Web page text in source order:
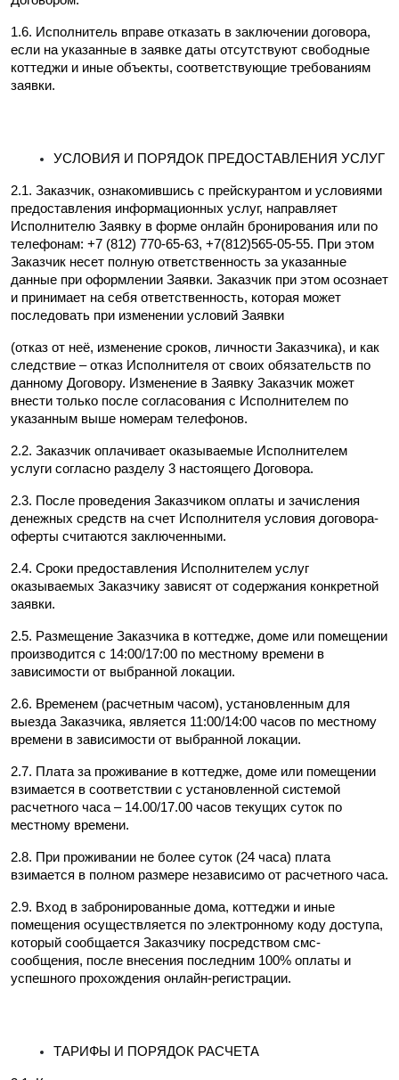
1.6. Исполнитель вправе отказать в заключении договора,
если на указанные в заявке даты отсутствуют свободные
коттеджи и иные объекты, соответствующие требованиям
заявки.
УСЛОВИЯ И ПОРЯДОК ПРЕДОСТАВЛЕНИЯ УСЛУГ
2.1. Заказчик, ознакомившись с прейскурантом и условиями
предоставления информационных услуг, направляет
Исполнителю Заявку в форме онлайн бронирования или по
телефонам: +7 (812) 770-65-63, +7(812)565-05-55. При этом
Заказчик несет полную ответственность за указанные
данные при оформлении Заявки. Заказчик при этом осознает
и принимает на себя ответственность, которая может
последовать при изменении условий Заявки
(отказ от неё, изменение сроков, личности Заказчика), и как
следствие – отказ Исполнителя от своих обязательств по
данному Договору. Изменение в Заявку Заказчик может
внести только после согласования с Исполнителем по
указанным выше номерам телефонов.
2.2. Заказчик оплачивает оказываемые Исполнителем
услуги согласно разделу 3 настоящего Договора.
2.3. После проведения Заказчиком оплаты и зачисления
денежных средств на счет Исполнителя условия договора-
оферты считаются заключенными.
2.4. Сроки предоставления Исполнителем услуг
оказываемых Заказчику зависят от содержания конкретной
заявки.
2.5. Размещение Заказчика в коттедже, доме или помещении
производится с 14:00/17:00 по местному времени в
зависимости от выбранной локации.
2.6. Временем (расчетным часом), установленным для
выезда Заказчика, является 11:00/14:00 часов по местному
времени в зависимости от выбранной локации.
2.7. Плата за проживание в коттедже, доме или помещении
взимается в соответствии с установленной системой
расчетного часа – 14.00/17.00 часов текущих суток по
местному времени.
2.8. При проживании не более суток (24 часа) плата
взимается в полном размере независимо от расчетного часа.
2.9. Вход в забронированные дома, коттеджи и иные
помещения осуществляется по электронному коду доступа,
который сообщается Заказчику посредством смс-
сообщения, после внесения последним 100% оплаты и
успешного прохождения онлайн-регистрации.
ТАРИФЫ И ПОРЯДОК РАСЧЕТА